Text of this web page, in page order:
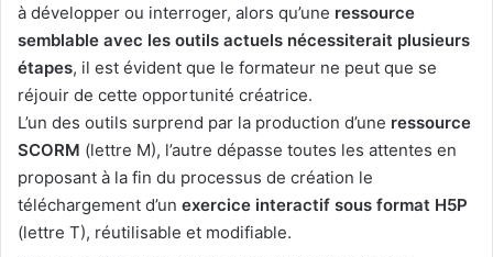
à développer ou interroger, alors qu’une ressource
semblable avec les outils actuels nécessiterait plusieurs
étapes, il est évident que le formateur ne peut que se
réjouir de cette opportunité créatrice.
L’un des outils surprend par la production d’une ressource
SCORM (lettre M), l’autre dépasse toutes les attentes en
proposant à la fin du processus de création le
téléchargement d’un exercice interactif sous format H5P
(lettre T), réutilisable et modifiable.